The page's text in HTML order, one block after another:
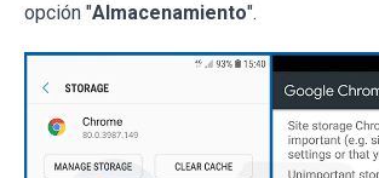
opción "Almacenamiento".